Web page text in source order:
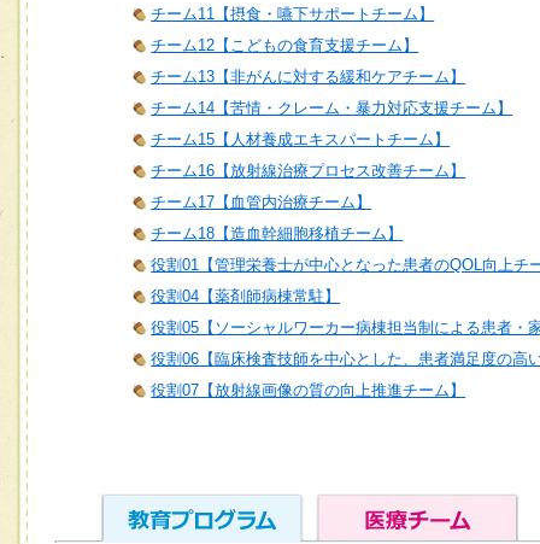
チーム11【摂食・嚥下サポートチーム】
チーム12【こどもの食育支援チーム】
チーム13【非がんに対する緩和ケアチーム】
チーム14【苦情・クレーム・暴力対応支援チーム】
チーム15【人材養成エキスパートチーム】
チーム16【放射線治療プロセス改善チーム】
チーム17【血管内治療チーム】
チーム18【造血幹細胞移植チーム】
役割01【管理栄養士が中心となった患者のQOL向上チ
役割04【薬剤師病棟常駐】
役割05【ソーシャルワーカー病棟担当制による患者・
役割06【臨床検査技師を中心とした、患者満足度の高
役割07【放射線画像の質の向上推進チーム】